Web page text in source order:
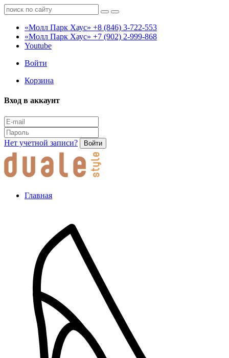
«Молл Парк Хаус» +8 (846) 3-722-553
«Молл Парк Хаус» +7 (902) 2-999-868
Youtube
Войти
Корзина
Вход в аккаунт
Нет учетной записи? Войти
Главная